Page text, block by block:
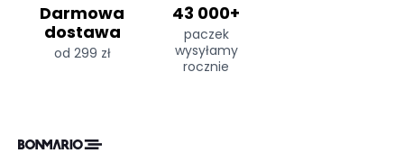
Darmowa
dostawa
od 299 zł
43 000+
paczek
wysyłamy
rocznie